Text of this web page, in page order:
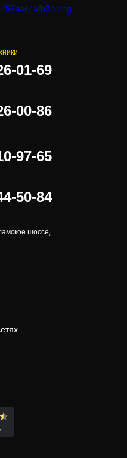
01-69
00-86
97-65
50-84
шоссе,